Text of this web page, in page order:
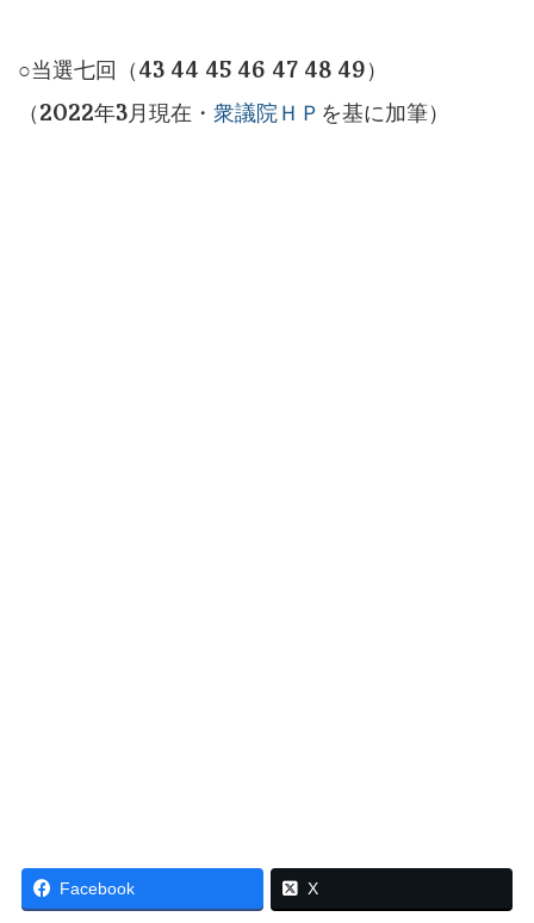
○当選七回（43 44 45 46 47 48 49）
（2022年3月現在・ 衆議院ＨＰ を基に加筆）
Facebook X